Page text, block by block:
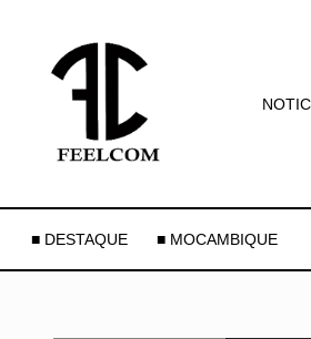
■ DESTAQUE ■ MOCAMBIQUE